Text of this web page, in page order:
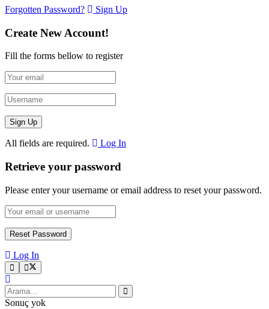
Forgotten Password? Sign Up
Create New Account!
Fill the forms bellow to register
All fields are required. Log In
Retrieve your password
Please enter your username or email address to reset your password.
Log In
Sonuç yok